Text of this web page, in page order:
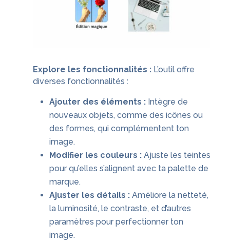
Explore les fonctionnalités :L’outil offre
diverses fonctionnalités :
Ajouter des éléments :Intègre de
nouveaux objets, comme des icônes ou
des formes, qui complémentent ton
image.
Modifier les couleurs :Ajuste les teintes
pour qu’elles s’alignent avec ta palette de
marque.
Ajuster les détails :Améliore la netteté,
la luminosité, le contraste, et d’autres
paramètres pour perfectionner ton
image.